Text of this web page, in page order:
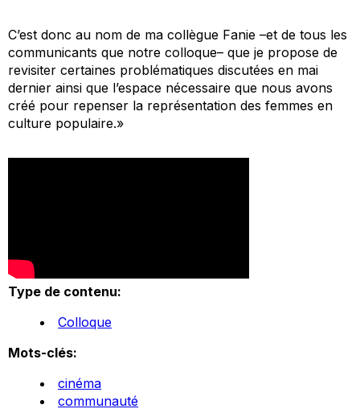
C’est donc au nom de ma collègue Fanie –et de tous les
communicants que notre colloque– que je propose de
revisiter certaines problématiques discutées en mai
dernier ainsi que l’espace nécessaire que nous avons
créé pour repenser la représentation des femmes en
culture populaire.»
Type de contenu:
Colloque
Mots-clés:
cinéma
communauté